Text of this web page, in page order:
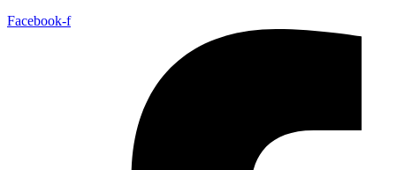
Facebook-f